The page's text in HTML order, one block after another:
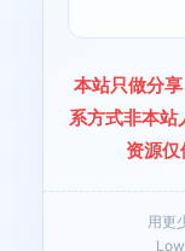
本站只做分
系方式非本站
资源
用更